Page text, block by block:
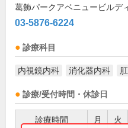
葛飾パークアベニュービルデ
03-5876-6224
診療科目
内視鏡内科 消化器内科
診療/受付時間・休診日
診療時間 月 火